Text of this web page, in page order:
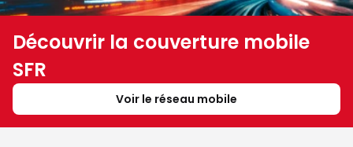
Découvrir la couverture mobile
SFR
Voir le réseau mobile